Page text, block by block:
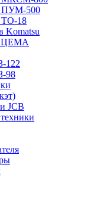
ПУМ-500
ТО-18
Komatsu
122
98
JCB